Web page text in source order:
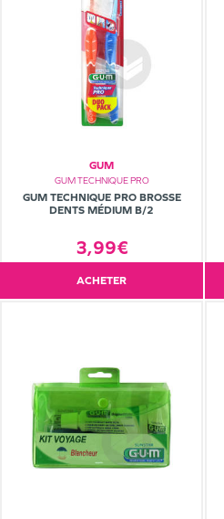
GUM
GUM TECHNIQUE PRO
GUM TECHNIQUE PRO BROSSE
DENTS MÉDIUM B/2
3,99€
ACHETER